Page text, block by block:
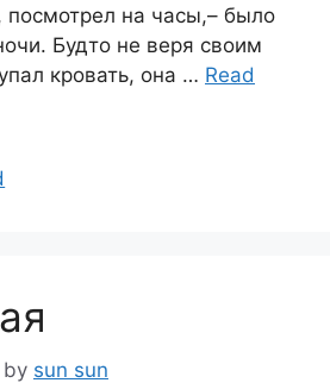
посмотрел на часы,– было
Будто не веря своим
кровать, она … Read
by sun sun